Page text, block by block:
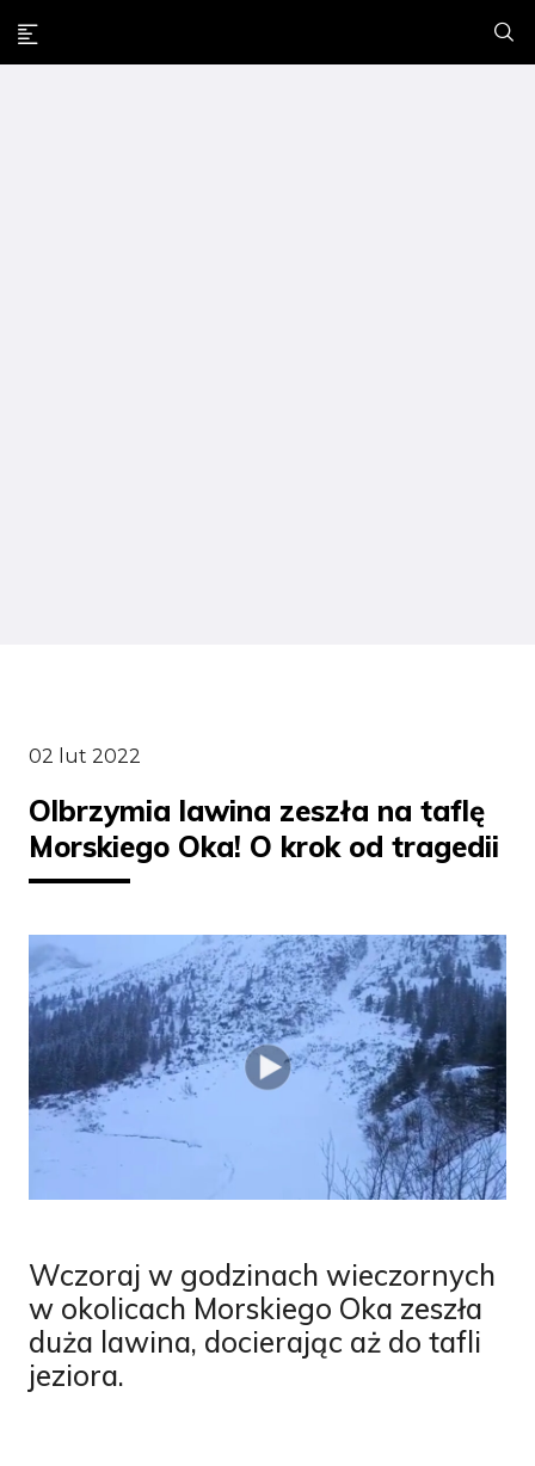
02 lut 2022
Olbrzymia lawina zeszła na taflę
Morskiego Oka! O krok od tragedii
Wczoraj w godzinach wieczornych
w okolicach Morskiego Oka zeszła
duża lawina, docierając aż do tafli
jeziora.